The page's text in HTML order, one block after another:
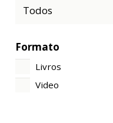
Formato
Livros
Video